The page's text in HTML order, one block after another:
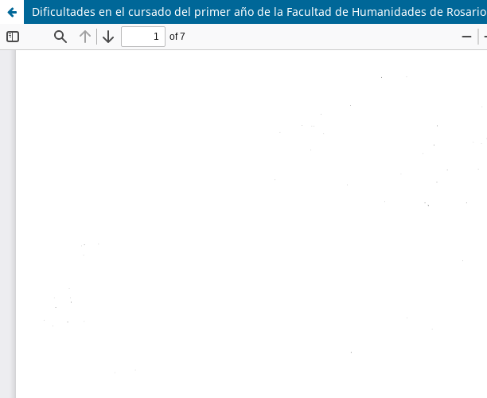
Dificultades en el cursado del primer año de la Facultad de Humanidades de Rosario